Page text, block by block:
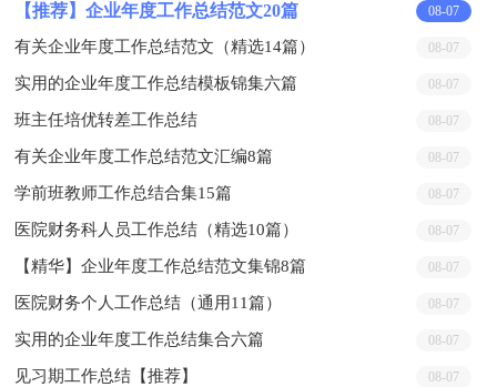
08-07
【推荐】企业年度工作总结范文20篇
08-07
有关企业年度工作总结范文（精选14篇）
08-07
实用的企业年度工作总结模板锦集六篇
08-07
班主任培优转差工作总结
08-07
有关企业年度工作总结范文汇编8篇
08-07
学前班教师工作总结合集15篇
08-07
医院财务科人员工作总结（精选10篇）
08-07
【精华】企业年度工作总结范文集锦8篇
08-07
医院财务个人工作总结（通用11篇）
08-07
实用的企业年度工作总结集合六篇
08-07
见习期工作总结【推荐】